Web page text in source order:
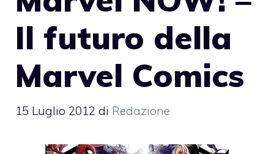
Il futuro della
Marvel Comics
15 Luglio 2012 di Redazione